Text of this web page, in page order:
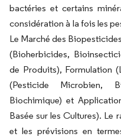
bactéries et certains
considération à la fois les
Le Marché des
(Bioherbicides,
de Produits), Formulation
(Pesticide Microbien,
Biochimique) et
Basée sur les Cultures). Le
et les prévisions en